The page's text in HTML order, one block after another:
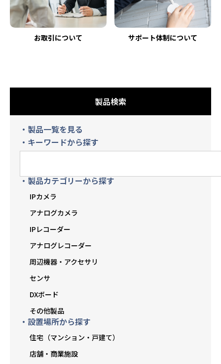
お取引について サポート体制について
製品検索
・製品一覧を見る
・キーワードから探す
・製品カテゴリーから探す
IPカメラ
アナログカメラ
IPレコーダー
アナログレコーダー
周辺機器・アクセサリ
センサ
DXボード
その他製品
・設置場所から探す
住宅（マンション・戸建て）
店舗・商業施設